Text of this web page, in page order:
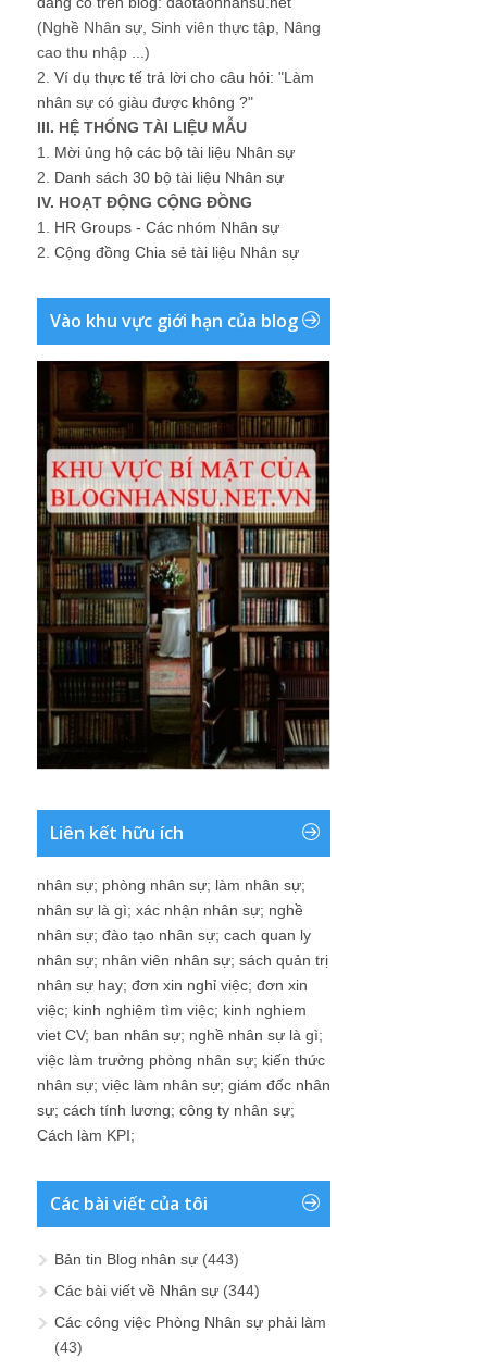
(Nghề Nhân sự, Sinh viên thực tập, Nâng
cao thu nhập ...)
2. Ví dụ thực tế trả lời cho câu hỏi: "Làm
nhân sự có giàu được không ?"
III. HỆ THỐNG TÀI LIỆU MẪU
1. Mời ủng hộ các bộ tài liệu Nhân sự
2. Danh sách 30 bộ tài liệu Nhân sự
IV. HOẠT ĐỘNG CỘNG ĐỒNG
1. HR Groups - Các nhóm Nhân sự
2. Cộng đồng Chia sẻ tài liệu Nhân sự
Vào khu vực giới hạn của blog
Liên kết hữu ích
nhân sự; phòng nhân sự; làm nhân sự;
nhân sự là gì; xác nhận nhân sự; nghề
nhân sự; đào tạo nhân sự; cach quan ly
nhân sự; nhân viên nhân sự; sách quản trị
nhân sự hay; đơn xin nghỉ việc; đơn xin
việc; kinh nghiệm tìm việc; kinh nghiem
viet CV; ban nhân sự; nghề nhân sự là gì;
việc làm trưởng phòng nhân sự; kiến thức
nhân sự; việc làm nhân sự; giám đốc nhân
sự; cách tính lương; công ty nhân sự;
Cách làm KPI;
Các bài viết của tôi
Bản tin Blog nhân sự (443)
Các bài viết về Nhân sự (344)
Các công việc Phòng Nhân sự phải làm
(43)